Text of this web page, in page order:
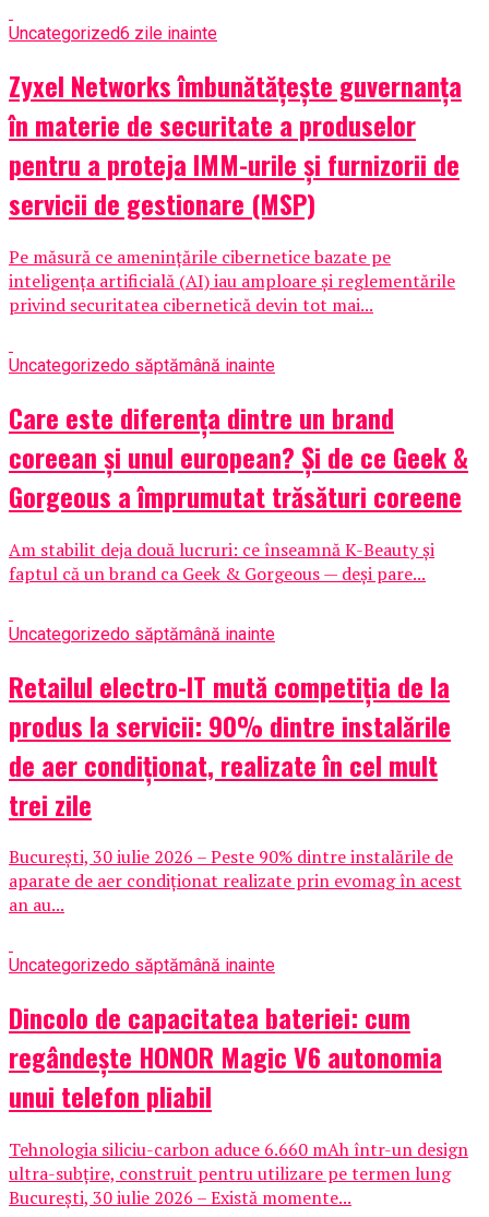
Uncategorized6 zile inainte
Zyxel Networks îmbunătățește guvernanța
în materie de securitate a produselor
pentru a proteja IMM-urile și furnizorii de
servicii de gestionare (MSP)
Pe măsură ce amenințările cibernetice bazate pe
inteligența artificială (AI) iau amploare și reglementările
privind securitatea cibernetică devin tot mai...
Uncategorizedo săptămână inainte
Care este diferența dintre un brand
coreean și unul european? Și de ce Geek &
Gorgeous a împrumutat trăsături coreene
Am stabilit deja două lucruri: ce înseamnă K-Beauty și
faptul că un brand ca Geek & Gorgeous — deși pare...
Uncategorizedo săptămână inainte
Retailul electro-IT mută competiția de la
produs la servicii: 90% dintre instalările
de aer condiționat, realizate în cel mult
trei zile
București, 30 iulie 2026 – Peste 90% dintre instalările de
aparate de aer condiționat realizate prin evomag în acest
an au...
Uncategorizedo săptămână inainte
Dincolo de capacitatea bateriei: cum
regândește HONOR Magic V6 autonomia
unui telefon pliabil
Tehnologia siliciu-carbon aduce 6.660 mAh într-un design
ultra-subțire, construit pentru utilizare pe termen lung
București, 30 iulie 2026 – Există momente...